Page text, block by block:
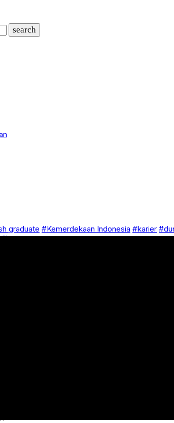
search
graduate #Kemerdekaan Indonesia #karier